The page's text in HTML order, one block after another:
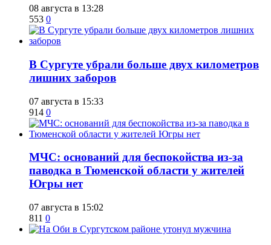
08 августа в 13:28
553 0
​В Сургуте убрали больше двух километров
лишних заборов
07 августа в 15:33
914 0
​МЧС: оснований для беспокойства из-за
паводка в Тюменской области у жителей
Югры нет
07 августа в 15:02
811 0